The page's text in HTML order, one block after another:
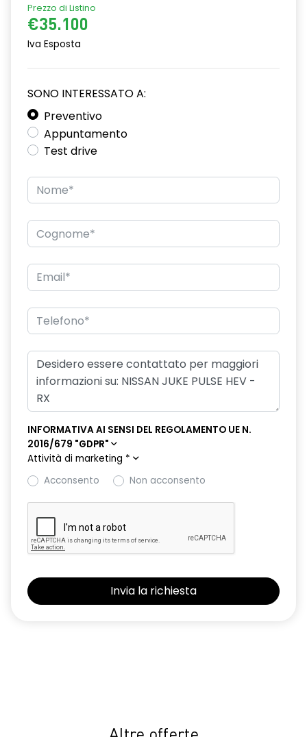
Prezzo di Listino
€35.100
Iva Esposta
SONO INTERESSATO A:
Preventivo
Appuntamento
Test drive
INFORMATIVA AI SENSI DEL REGOLAMENTO UE N.
2016/679 "GDPR"
Attività di marketing *
Acconsento
Non acconsento